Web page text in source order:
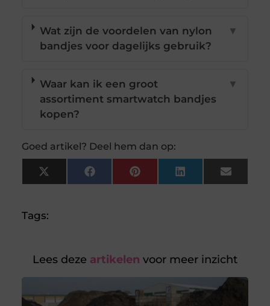
Wat zijn de voordelen van nylon
bandjes voor dagelijks gebruik?
▼
Waar kan ik een groot
assortiment smartwatch bandjes
kopen?
▼
Goed artikel? Deel hem dan op:
X
(Twitter)
FacebookPinterestLinkedInEmail
Tags:
Lees deze artikelen voor meer inzicht